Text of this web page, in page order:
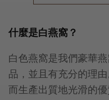
什麼是白燕窩？
白色燕窩是我們豪華
品，並且有充分的理
而生產出質地光滑的